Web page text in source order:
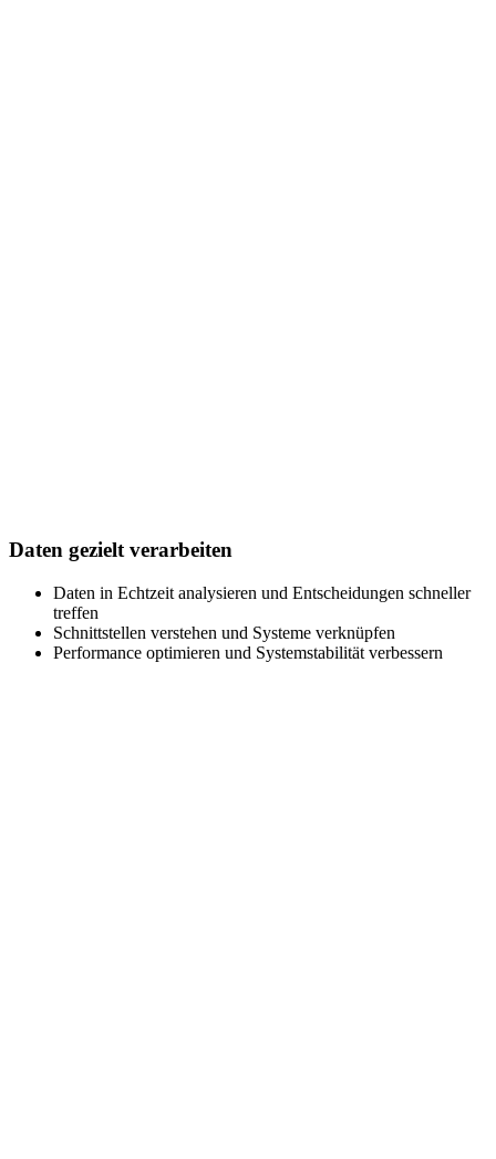
Daten gezielt verarbeiten
Daten in Echtzeit analysieren und Entscheidungen schneller
treffen
Schnittstellen verstehen und Systeme verknüpfen
Performance optimieren und Systemstabilität verbessern